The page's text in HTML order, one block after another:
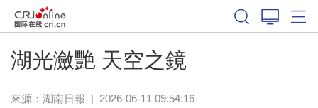
湖光瀲艷 天空之鏡
來源： 湖南日報 | 2026-06-11 09:54:16